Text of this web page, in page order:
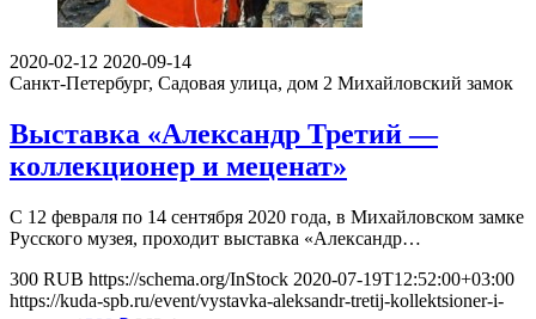
2020-02-12 2020-09-14
Санкт-Петербург, Садовая улица, дом 2 Михайловский замок
Выставка «Александр Третий —
коллекционер и меценат»
С 12 февраля по 14 сентября 2020 года, в Михайловском замке
Русского музея, проходит выставка «Александр…
300 RUB https://schema.org/InStock 2020-07-19T12:52:00+03:00
https://kuda-spb.ru/event/vystavka-aleksandr-tretij-kollektsioner-i-